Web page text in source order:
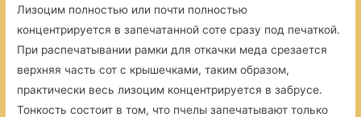
Лизоцим полностью или почти полностью
концентрируется в запечатанной соте сразу под печаткой.
При распечатывании рамки для откачки меда срезается
верхняя часть сот с крышечками, таким образом,
практически весь лизоцим концентрируется в забрусе.
Тонкость состоит в том, что пчелы запечатывают только